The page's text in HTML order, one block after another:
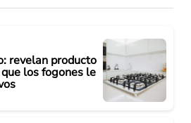
revelan producto
los fogones le